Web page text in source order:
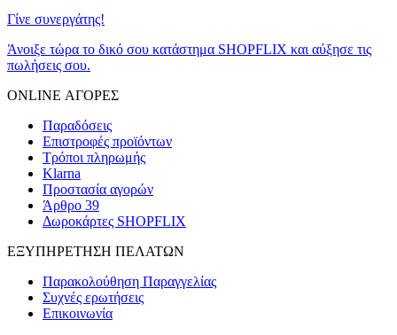
Γίνε συνεργάτης!
Άνοιξε τώρα το δικό σου κατάστημα SHOPFLIX και αύξησε τις
πωλήσεις σου.
ONLINE ΑΓΟΡΕΣ
Παραδόσεις
Επιστροφές προϊόντων
Τρόποι πληρωμής
Klarna
Προστασία αγορών
Άρθρο 39
Δωροκάρτες SHOPFLIX
ΕΞΥΠΗΡΕΤΗΣΗ ΠΕΛΑΤΩΝ
Παρακολούθηση Παραγγελίας
Συχνές ερωτήσεις
Επικοινωνία